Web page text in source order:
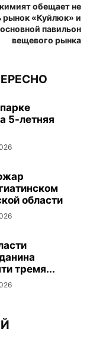
обещает не
рынок «Куйлюк» и
основной павильон
вещевого рынка
5-летняя
области
тремя...